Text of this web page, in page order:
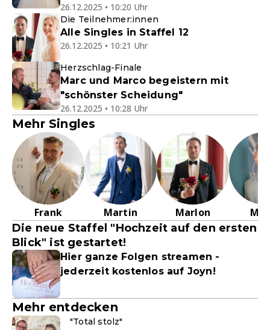
26.12.2025 • 10:20 Uhr
Die Teilnehmer:innen
Alle Singles in Staffel 12
26.12.2025 • 10:21 Uhr
Herzschlag-Finale
Marc und Marco begeistern mit
"schönster Scheidung"
26.12.2025 • 10:28 Uhr
Mehr Singles
Frank Martin Marlon
Die neue Staffel "Hochzeit auf den ersten
Blick" ist gestartet!
Hier ganze Folgen streamen -
jederzeit kostenlos auf Joyn!
Mehr entdecken
"Total stolz"